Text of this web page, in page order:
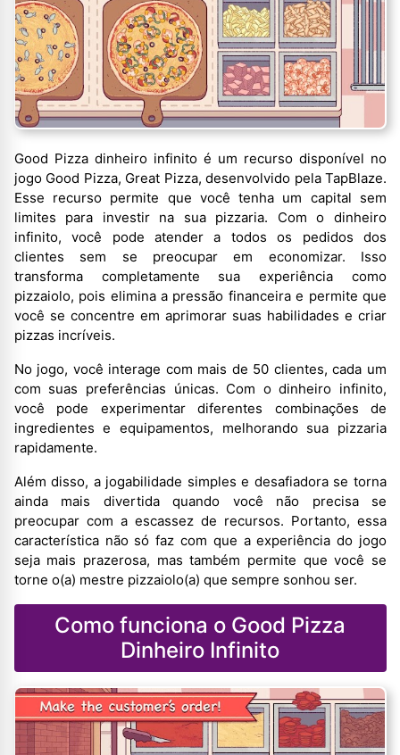
Good Pizza dinheiro infinito é um recurso disponível no
jogo Good Pizza, Great Pizza, desenvolvido pela TapBlaze.
Esse recurso permite que você tenha um capital sem
limites para investir na sua pizzaria. Com o dinheiro
infinito, você pode atender a todos os pedidos dos
clientes sem se preocupar em economizar. Isso
transforma completamente sua experiência como
pizzaiolo, pois elimina a pressão financeira e permite que
você se concentre em aprimorar suas habilidades e criar
pizzas incríveis.
No jogo, você interage com mais de 50 clientes, cada um
com suas preferências únicas. Com o dinheiro infinito,
você pode experimentar diferentes combinações de
ingredientes e equipamentos, melhorando sua pizzaria
rapidamente.
Além disso, a jogabilidade simples e desafiadora se torna
ainda mais divertida quando você não precisa se
preocupar com a escassez de recursos. Portanto, essa
característica não só faz com que a experiência do jogo
seja mais prazerosa, mas também permite que você se
torne o(a) mestre pizzaiolo(a) que sempre sonhou ser.
Como funciona o Good Pizza
Dinheiro Infinito